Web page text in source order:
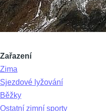
Zařazení
Zima
Sjezdové lyžování
Běžky
Ostatní zimní sporty